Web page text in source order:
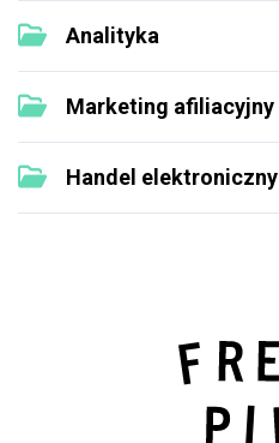
Analityka
Marketing afiliacyjny
Handel elektroniczny